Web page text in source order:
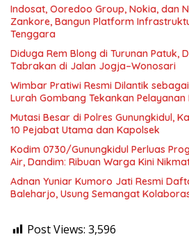
Indosat, Ooredoo Group, Nokia, dan
Zankore, Bangun Platform
Tenggara
Diduga Rem Blong di Turunan Patuk,
Tabrakan di Jalan Jogja–Wonosari
Wimbar Pratiwi Resmi Dilantik
Lurah Gombang Tekankan
Mutasi Besar di Polres Gunungkidul,
10 Pejabat Utama dan Kapolsek
Kodim 0730/Gunungkidul Perluas
Air, Dandim: Ribuan Warga Kini
Adnan Yuniar Kumoro Jati Resmi
Baleharjo, Usung Semangat
Post Views: 3,596